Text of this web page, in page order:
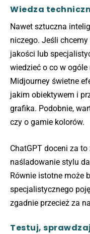
Wiedza
Nawet sztuczna
niczego. Jeśli
jakości lub
wiedzieć o co w
Midjourney świetne
jakim obiektywem i
grafika. Podobnie,
czy o gamie kolorów.
ChatGPT doceni za
naśladowanie stylu
Równie istotne może
specjalistycznego
zgadnie przecież za
Testuj,